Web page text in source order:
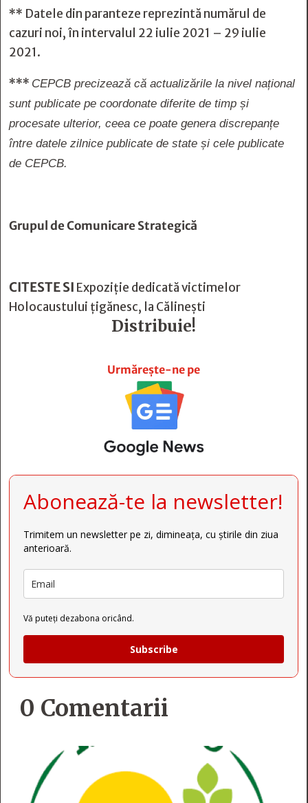
** Datele din paranteze reprezintă numărul de
cazuri noi, în intervalul 22 iulie 2021 – 29 iulie
2021.
*** CEPCB precizează că actualizările la nivel național
sunt publicate pe coordonate diferite de timp și
procesate ulterior, ceea ce poate genera discrepanțe
între datele zilnice publicate de state și cele publicate
de CEPCB.
Grupul de Comunicare Strategică
CITESTE SI Expoziție dedicată victimelor
Holocaustului țigănesc, la Călinești
Distribuie!
Urmărește-ne pe
Abonează-te la newsletter!
Trimitem un newsletter pe zi, dimineața, cu știrile din ziua
anterioară.
Vă puteți dezabona oricând.
Subscribe
0 Comentarii